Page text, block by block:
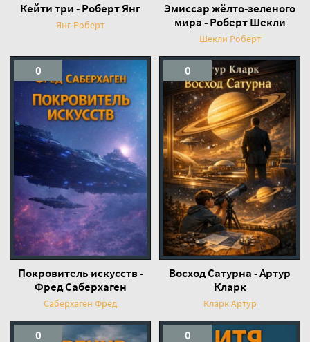
Кейти три - Роберт Янг
Янг Роберт
Эмиссар жёлто-зеленого
мира - Роберт Шекли
Шекли Роберт
0
Покровитель искусств -
Фред Саберхаген
Саберхаген Фред
0
Восход Сатурна - Артур
Кларк
Кларк Артур
0 0